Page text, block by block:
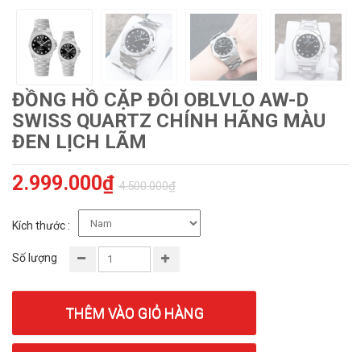
ĐỒNG HỒ CẶP ĐÔI OBLVLO AW-D
SWISS QUARTZ CHÍNH HÃNG MÀU
ĐEN LỊCH LÃM
2.999.000₫ 4.500.000₫
Kích thước :
Số lượng
THÊM VÀO GIỎ HÀNG